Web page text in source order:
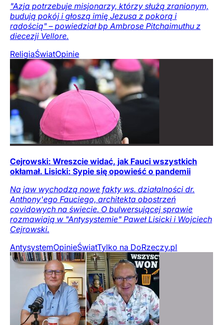
"Azja potrzebuje misjonarzy, którzy służą zranionym,
budują pokój i głoszą imię Jezusa z pokorą i
radością" – powiedział bp Ambrose Pitchaimuthu z
diecezji Vellore.
ReligiaŚwiatOpinie
Cejrowski: Wreszcie widać, jak Fauci wszystkich
okłamał. Lisicki: Sypie się opowieść o pandemii
Na jaw wychodzą nowe fakty ws. działalności dr.
Anthony'ego Fauciego, architekta obostrzeń
covidowych na świecie. O bulwersującej sprawie
rozmawiają w "Antysystemie" Paweł Lisicki i Wojciech
Cejrowski.
AntysystemOpinieŚwiatTylko na DoRzeczy.pl